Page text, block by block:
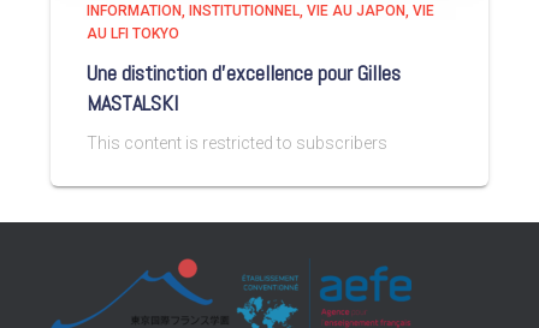
INFORMATION
INSTITUTIONNEL VIE AU JAPON VIE
AU LFI TOKYO
Une distinction d’excellence pour Gilles
MASTALSKI
This content is restricted to subscribers